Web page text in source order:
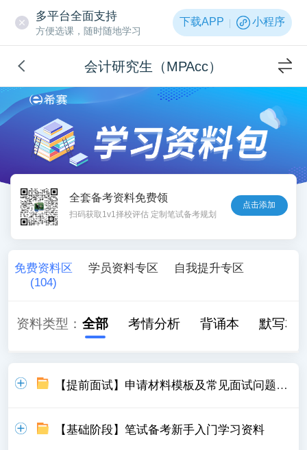
多平台全面支持
方便选课，随时随地学习
下载APP 小程序
会计研究生（MPAcc）
全套备考资料免费领
扫码获取1v1择校评估 定制笔试备考规划
点击添加
免费资料区
(104)
学员资料专区 自我提升专区
资料类型： 全部 考情分析 背诵本 默写本
【提前面试】申请材料模板及常见面试问题汇总
【基础阶段】笔试备考新手入门学习资料